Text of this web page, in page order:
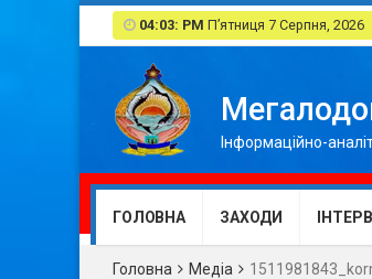
04:03: PM П’ятниця 7 Серпня, 2026
Інформаційно-
ГОЛОВНА ЗАХОДИ
Головна Медіа